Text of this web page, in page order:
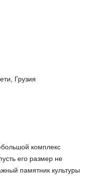
Грузия
комплекс
его размер не
памятник культуры